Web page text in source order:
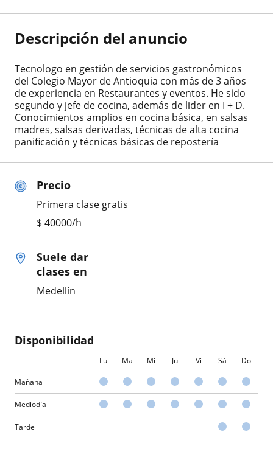
Precio
Primera clase gratis
$ 40000/h
Suele dar
clases en
Medellín
Disponibilidad
Lu Ma Mi Ju Vi Sá Do
Mañana
Mediodía
Tarde
Descripción del anuncio
Tecnologo en gestión de servicios gastronómicos
del Colegio Mayor de Antioquia con más de 3 años
de experiencia en Restaurantes y eventos. He sido
segundo y jefe de cocina, además de lider en I + D.
Conocimientos amplios en cocina básica, en salsas
madres, salsas derivadas, técnicas de alta cocina
panificación y técnicas básicas de repostería